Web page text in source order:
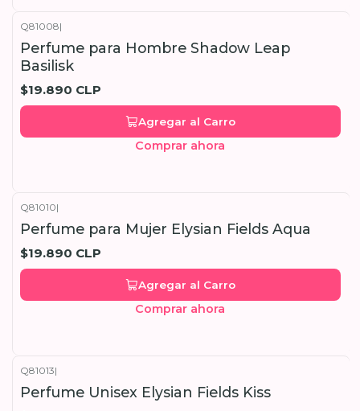
Q81008|
Perfume para Hombre Shadow Leap
Basilisk
$19.890 CLP
Agregar al Carro
Comprar ahora
Q81010|
Perfume para Mujer Elysian Fields Aqua
$19.890 CLP
Agregar al Carro
Comprar ahora
Q81013|
Perfume Unisex Elysian Fields Kiss